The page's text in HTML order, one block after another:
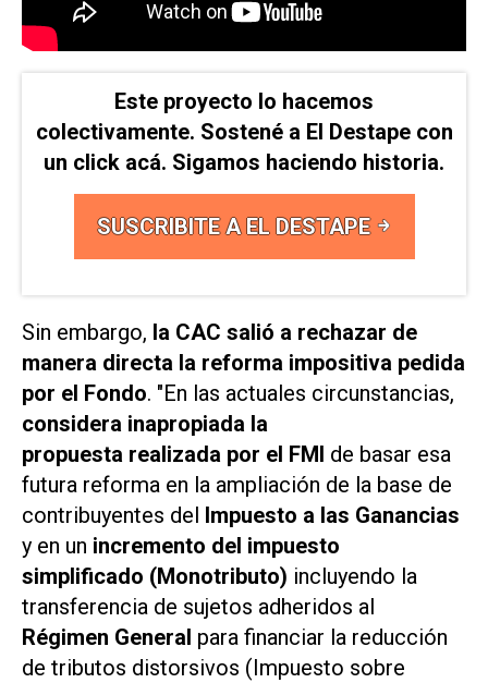
Este proyecto lo hacemos
colectivamente. Sostené a El Destape con
un click acá. Sigamos haciendo historia.
SUSCRIBITE A EL DESTAPE
Sin embargo, la CAC salió a rechazar de
manera directa la reforma impositiva pedida
por el Fondo. "En las actuales circunstancias,
considera inapropiada la
propuesta realizada por el FMI de basar esa
futura reforma en la ampliación de la base de
contribuyentes del Impuesto a las Ganancias
y en un incremento del impuesto
simplificado (Monotributo) incluyendo la
transferencia de sujetos adheridos al
Régimen General para financiar la reducción
de tributos distorsivos (Impuesto sobre